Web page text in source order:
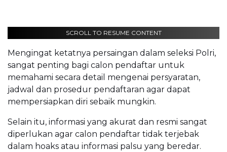
SCROLL TO RESUME CONTENT
Mengingat ketatnya persaingan dalam seleksi Polri,
sangat penting bagi calon pendaftar untuk
memahami secara detail mengenai persyaratan,
jadwal dan prosedur pendaftaran agar dapat
mempersiapkan diri sebaik mungkin.
Selain itu, informasi yang akurat dan resmi sangat
diperlukan agar calon pendaftar tidak terjebak
dalam hoaks atau informasi palsu yang beredar.